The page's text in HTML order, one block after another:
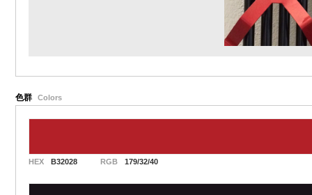
色群 Colors
HEX B32028 RGB 179/32/40